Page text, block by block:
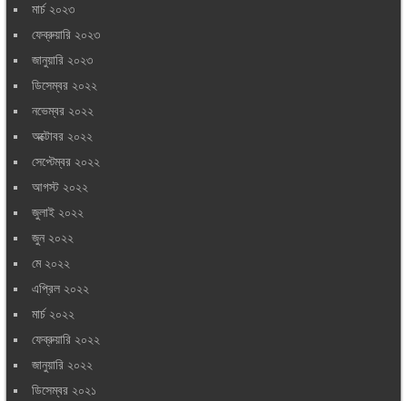
মার্চ ২০২৩
ফেব্রুয়ারি ২০২৩
জানুয়ারি ২০২৩
ডিসেম্বর ২০২২
নভেম্বর ২০২২
অক্টোবর ২০২২
সেপ্টেম্বর ২০২২
আগস্ট ২০২২
জুলাই ২০২২
জুন ২০২২
মে ২০২২
এপ্রিল ২০২২
মার্চ ২০২২
ফেব্রুয়ারি ২০২২
জানুয়ারি ২০২২
ডিসেম্বর ২০২১